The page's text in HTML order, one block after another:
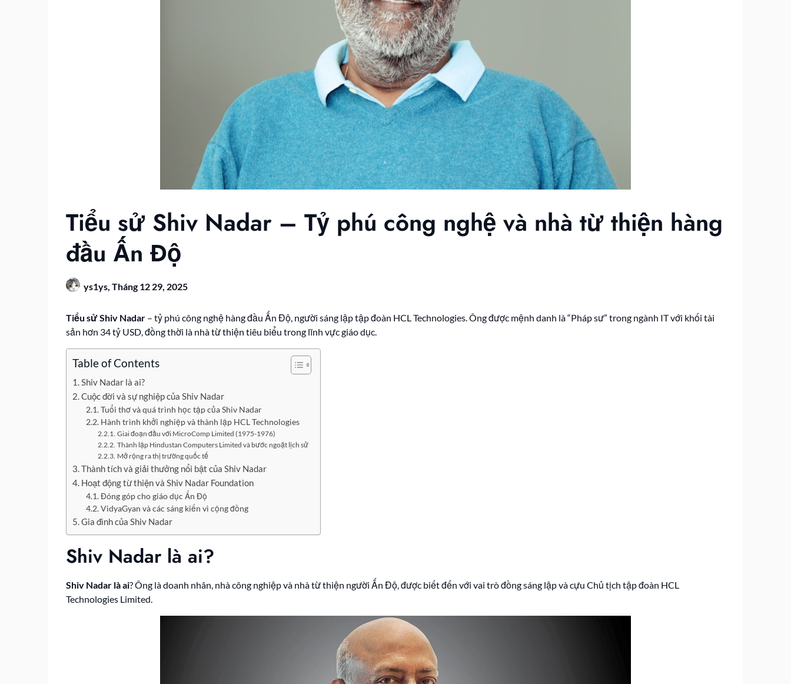
Tiểu sử Shiv Nadar – Tỷ phú công nghệ và nhà từ thiện hàng
đầu Ấn Độ
ys1ys, Tháng 12 29, 2025
Tiểu sử Shiv Nadar – tỷ phú công nghệ hàng đầu Ấn Độ, người sáng lập tập đoàn HCL Technologies. Ông được mệnh danh là “Pháp sư” trong ngành IT với khối tài
sản hơn 34 tỷ USD, đồng thời là nhà từ thiện tiêu biểu trong lĩnh vực giáo dục.
Table of Contents
Shiv Nadar là ai?
Cuộc đời và sự nghiệp của Shiv Nadar
Tuổi thơ và quá trình học tập của Shiv Nadar
Hành trình khởi nghiệp và thành lập HCL Technologies
Giai đoạn đầu với MicroComp Limited (1975-1976)
Thành lập Hindustan Computers Limited và bước ngoặt lịch sử
Mở rộng ra thị trường quốc tế
Thành tích và giải thưởng nổi bật của Shiv Nadar
Hoạt động từ thiện và Shiv Nadar Foundation
Đóng góp cho giáo dục Ấn Độ
VidyaGyan và các sáng kiến vì cộng đồng
Gia đình của Shiv Nadar
Shiv Nadar là ai?
Shiv Nadar là ai? Ông là doanh nhân, nhà công nghiệp và nhà từ thiện người Ấn Độ, được biết đến với vai trò đồng sáng lập và cựu Chủ tịch tập đoàn HCL
Technologies Limited.